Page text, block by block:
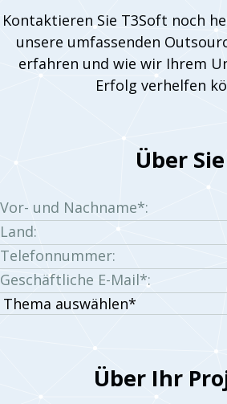
Kontaktieren Sie T3Soft noch
unsere umfassenden
erfahren und wie wir Ihrem
Erfolg verhelfen
Über Sie
Vor- und Nachname*:
Land:
Telefonnummer:
Geschäftliche E-Mail*:
Thema
Über Ihr